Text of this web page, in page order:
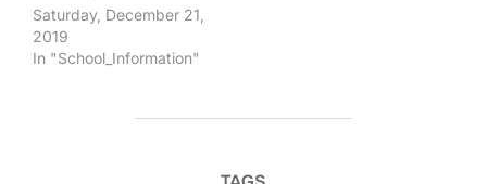
Saturday, December 21,
2019
In "School_Information"